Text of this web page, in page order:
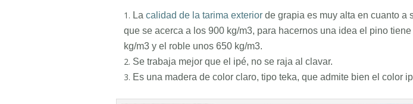
La calidad de la tarima exterior de grapia es muy alta en cuanto a
que se acerca a los 900 kg/m3, para hacernos una idea el pino
kg/m3 y el roble unos 650 kg/m3.
Se trabaja mejor que el ipé, no se raja al clavar.
Es una madera de color claro, tipo teka, que admite bien el color